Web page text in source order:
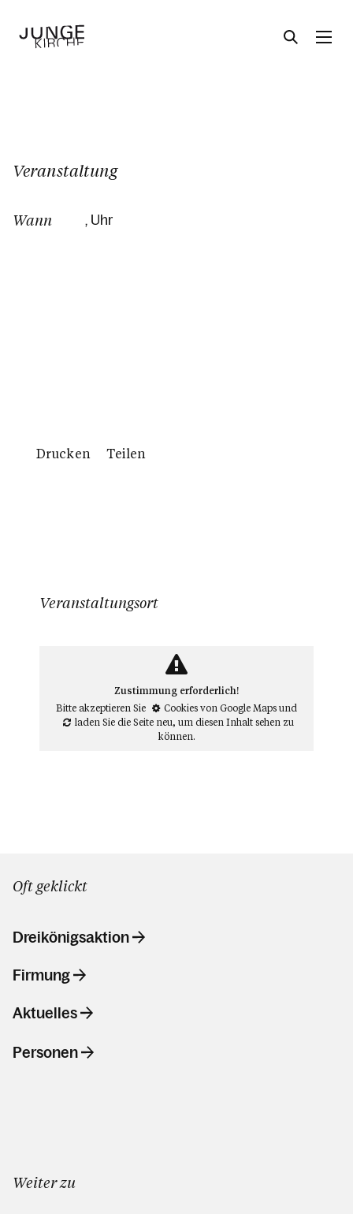
Themen
Veranstaltung
Wann , Uhr
Drucken Teilen
Veranstaltungsort
Zustimmung erforderlich!
Bitte akzeptieren Sie
Cookies von Google Mapsund
laden Sie die Seite neu, um diesen Inhalt sehen zu
können.
Oft geklickt
Dreikönigsaktion
Firmung
Aktuelles
Personen
Weiter zu